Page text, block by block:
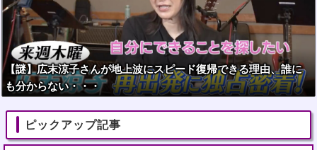
【謎】広末涼子さんが地上波にスピード復帰できる理由、誰に
も分からない・・・
ピックアップ記事